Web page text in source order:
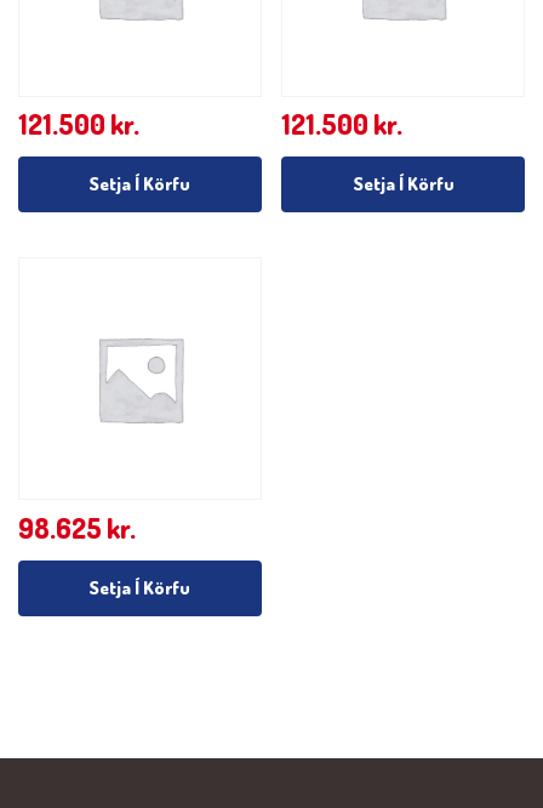
121.500 kr.
Setja Í Körfu
121.500 kr.
Setja Í Körfu
98.625 kr.
Setja Í Körfu